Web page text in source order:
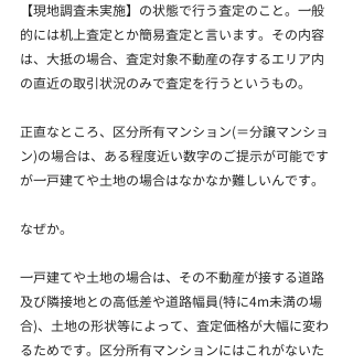
【現地調査未実施】の状態で行う査定のこと。一般
的には机上査定とか簡易査定と言います。その内容
は、大抵の場合、査定対象不動産の存するエリア内
の直近の取引状況のみで査定を行うというもの。
正直なところ、区分所有マンション(＝分譲マンショ
ン)の場合は、ある程度近い数字のご提示が可能です
が一戸建てや土地の場合はなかなか難しいんです。
なぜか。
一戸建てや土地の場合は、その不動産が接する道路
及び隣接地との高低差や道路幅員(特に4m未満の場
合)、土地の形状等によって、査定価格が大幅に変わ
るためです。区分所有マンションにはこれがないた